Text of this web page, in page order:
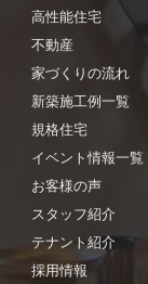
高性能住宅
不動産
家づくりの流れ
新築施工例一覧
規格住宅
イベント情報一覧
お客様の声
スタッフ紹介
テナント紹介
採用情報